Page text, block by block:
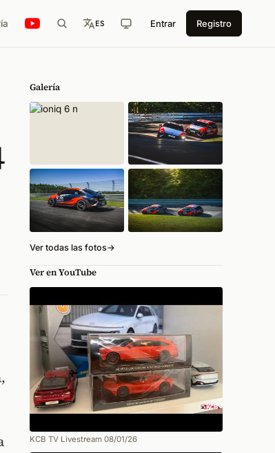
ES Entrar Registro
Galería
Ver todas las fotos→
Ver en YouTube
KCB TV Livestream 08/01/26